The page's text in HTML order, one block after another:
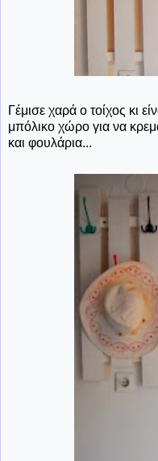
Γέμισε χαρά ο τοίχος κι
μπόλικο χώρο για να
και φουλάρια...